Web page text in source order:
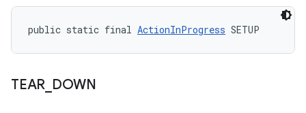
public static final ActionInProgress SETUP
TEAR DOWN